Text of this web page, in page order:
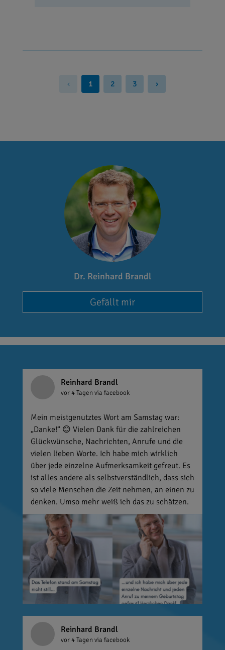
‹ 1 2 3 ›
Dr. Reinhard Brandl
Gefällt mir
Reinhard Brandl
vor 4 Tagen via facebook
Mein meistgenutztes Wort am Samstag war:
„Danke!“ 😊 Vielen Dank für die zahlreichen
Glückwünsche, Nachrichten, Anrufe und die
vielen lieben Worte. Ich habe mich wirklich
über jede einzelne Aufmerksamkeit gefreut. Es
ist alles andere als selbstverständlich, dass sich
so viele Menschen die Zeit nehmen, an einen zu
denken. Umso mehr weiß ich das zu schätzen.
Reinhard Brandl
vor 4 Tagen via facebook